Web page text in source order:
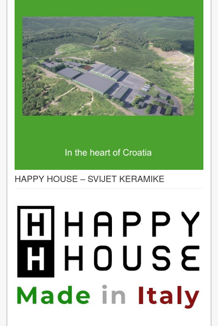
HAPPY HOUSE – SVIJET KERAMIKE